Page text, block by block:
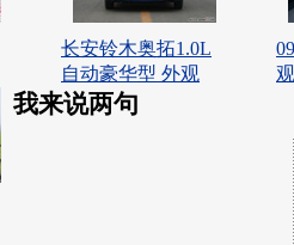
长安铃木奥拓1.0L
自动豪华型 外观
我来说两句